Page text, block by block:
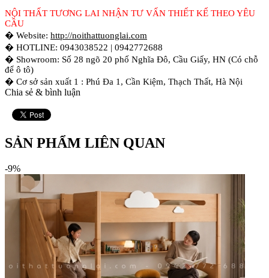
NỘI THẤT TƯƠNG LAI NHẬN TƯ VẤN THIẾT KẾ THEO YÊU
CẦU
� Website: http://noithattuonglai.com
� HOTLINE: 0943038522 | 0942772688
� Showroom: Số 28 ngõ 20 phố Nghĩa Đô, Cầu Giấy, HN (Có chỗ
để ô tô)
� Cơ sở sản xuất 1 : Phú Đa 1, Cần Kiệm, Thạch Thất, Hà Nội
Chia sẻ & bình luận
SẢN PHẨM LIÊN QUAN
-9%